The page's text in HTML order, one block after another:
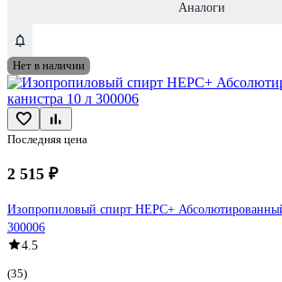
Аналоги
Нет в наличии
Последняя цена
2 515 ₽
Изопропиловый спирт НЕРС+
300006
4.5
(35)